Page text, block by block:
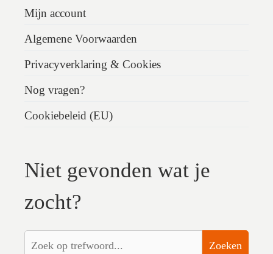
Mijn account
Algemene Voorwaarden
Privacyverklaring & Cookies
Nog vragen?
Cookiebeleid (EU)
Niet gevonden wat je
zocht?
Zoeken